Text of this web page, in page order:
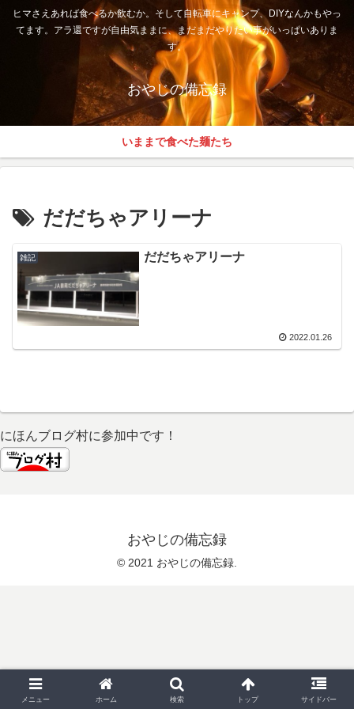
ヒマさえあれば食べるか飲むか。そして自転車にキャンプ、DIYなんかもやっ
てます。アラ還ですが自由気ままに、まだまだやりたい事がいっぱいありま
す。
おやじの備忘録
いままで食べた麺たち
だだちゃアリーナ
雑記 だだちゃアリーナ
2022.01.26
にほんブログ村に参加中です！
おやじの備忘録
© 2021 おやじの備忘録.
メニュー ホーム 検索 トップ サイドバー